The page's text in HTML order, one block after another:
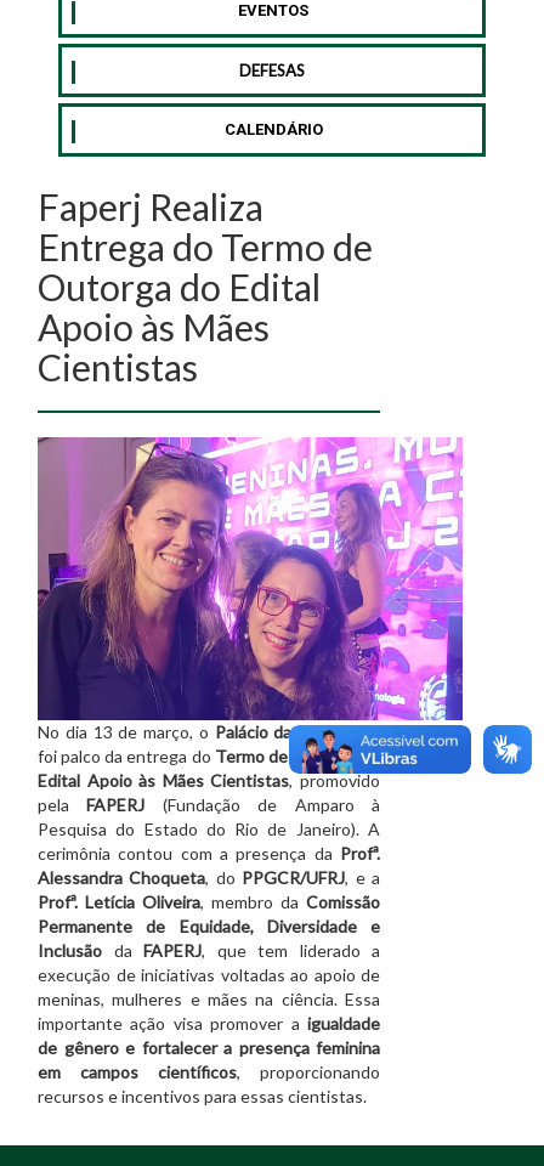
EVENTOS
DEFESAS
CALENDÁRIO
Faperj Realiza
Entrega do Termo de
Outorga do Edital
Apoio às Mães
Cientistas
No dia 13 de março, o Palácio da Guanabara
foi palco da entrega do Termo de Outorga do
Edital Apoio às Mães Cientistas, promovido
pelaFAPERJ (Fundação de Amparo à
Pesquisa do Estado do Rio de Janeiro). A
cerimônia contou com a presença da Profª.
Alessandra Choqueta, do PPGCR/UFRJ, e a
Profª. Letícia Oliveira, membro da Comissão
Permanente de Equidade, Diversidade e
Inclusão da FAPERJ, que tem liderado a
execução de iniciativas voltadas ao apoio de
meninas, mulheres e mães na ciência. Essa
importante ação visa promover a igualdade
de gênero e fortalecer a presença feminina
em campos científicos, proporcionando
recursos e incentivos para essas cientistas.